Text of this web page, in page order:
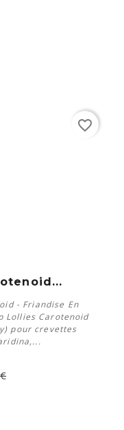
- Friandise En
Lollies Carotenoid
pour crevettes
favorite_border